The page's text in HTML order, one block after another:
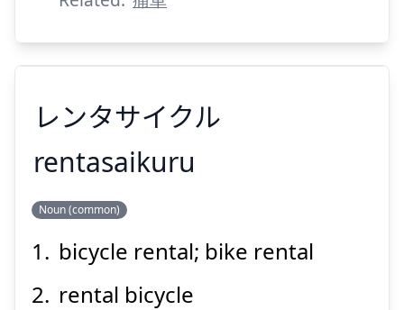
レンタサイクル
レンタサイクル
rentasaikuru
Noun (common)
bicycle rental; bike rental
rental bicycle